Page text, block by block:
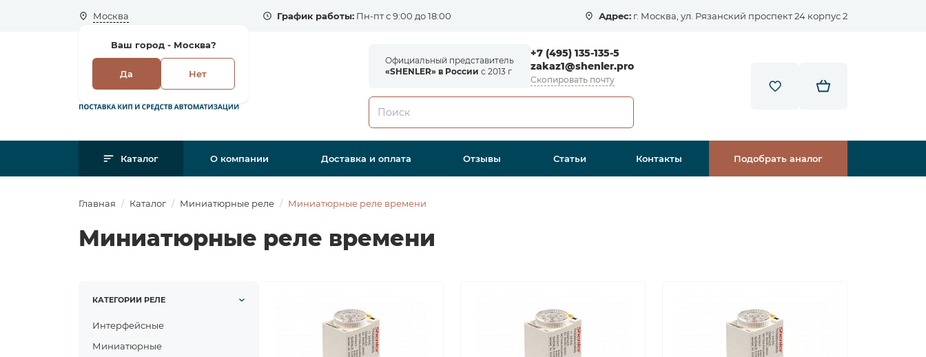
Москва
Ваш город - Москва?
Да Нет
График работы:Пн-пт с 9:00 до 18:00 Адрес: г. Москва, ул. Рязанский проспект 24 корпус 2
Официальный представитель
«SHENLER» в России с 2013 г
+7 (495) 135-135-5
zakaz1@shenler.pro
Скопировать почту
Каталог О компании Доставка и оплата Отзывы Статьи Контакты Подобрать аналог
Главная Каталог Миниатюрные реле Миниатюрные реле времени
Миниатюрные реле времени
КАТЕГОРИИ РЕЛЕ
Интерфейсные
Миниатюрные